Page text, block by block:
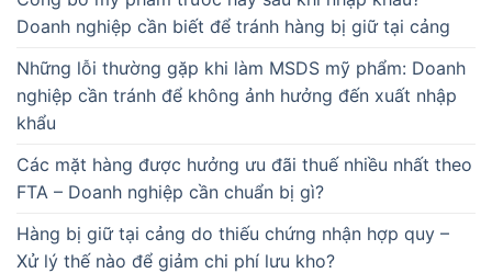
Doanh nghiệp cần biết để tránh hàng bị giữ tại cảng
Những lỗi thường gặp khi làm MSDS mỹ phẩm: Doanh
nghiệp cần tránh để không ảnh hưởng đến xuất nhập
khẩu
Các mặt hàng được hưởng ưu đãi thuế nhiều nhất theo
FTA – Doanh nghiệp cần chuẩn bị gì?
Hàng bị giữ tại cảng do thiếu chứng nhận hợp quy –
Xử lý thế nào để giảm chi phí lưu kho?